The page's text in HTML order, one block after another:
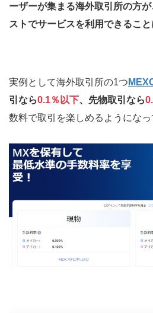
ーザーが集まる海外取引所の方
ストでサービスを利用できること
実例として海外取引所の1つ
引なら0.1％以下、先物取引なら
数料で取引を楽しめるようになっ